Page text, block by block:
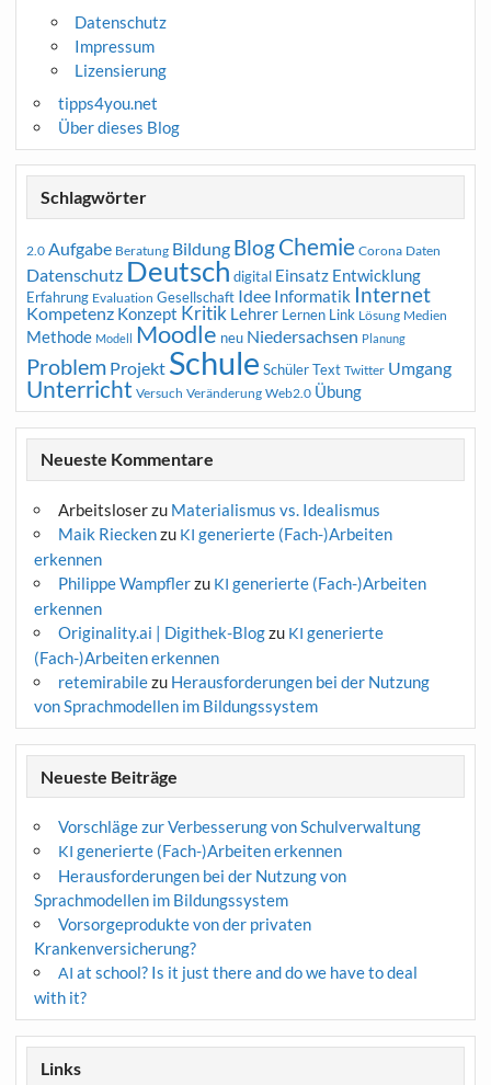
Datenschutz
Impressum
Lizensierung
tipps4you.net
Über dieses Blog
Schlagwörter
2.0 Aufgabe Beratung Bildung BlogChemie Corona Daten
Datenschutz Deutsch digital Einsatz Entwicklung
Erfahrung Evaluation Gesellschaft Idee Informatik Internet
Kompetenz Konzept Kritik Lehrer Lernen Link Lösung Medien
Methode Modell Moodle neu Niedersachsen Planung
Problem Projekt Schule Schüler Text Twitter Umgang
Unterricht Versuch Veränderung Web2.0 Übung
Neueste Kommentare
Arbeitsloserzu Materialismus vs. Idealismus
Maik Rieckenzu KI generierte (Fach-)Arbeiten
erkennen
Philippe Wampflerzu KI generierte (Fach-)Arbeiten
erkennen
Originality.ai | Digithek-Blogzu KI generierte
(Fach-)Arbeiten erkennen
retemirabilezu Herausforderungen bei der Nutzung
von Sprachmodellen im Bildungssystem
Neueste Beiträge
Vorschläge zur Verbesserung von Schulverwaltung
KI generierte (Fach-)Arbeiten erkennen
Herausforderungen bei der Nutzung von
Sprachmodellen im Bildungssystem
Vorsorgeprodukte von der privaten
Krankenversicherung?
AI at school? Is it just there and do we have to deal
with it?
Links